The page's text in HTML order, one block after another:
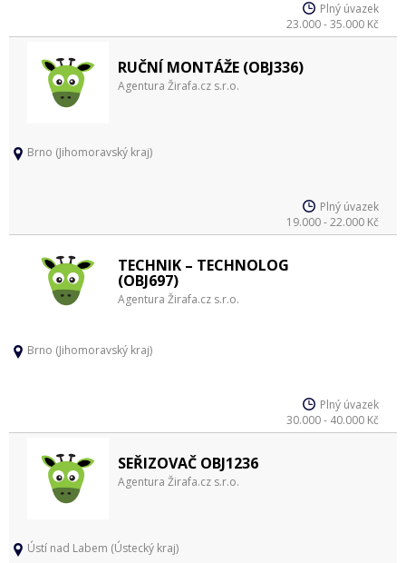
Plný úvazek
23.000 - 35.000 Kč
RUČNÍ MONTÁŽE (OBJ336)
Agentura Žirafa.cz s.r.o.
Brno (Jihomoravský kraj)
Plný úvazek
19.000 - 22.000 Kč
TECHNIK – TECHNOLOG
(OBJ697)
Agentura Žirafa.cz s.r.o.
Brno (Jihomoravský kraj)
Plný úvazek
30.000 - 40.000 Kč
SEŘIZOVAČ OBJ1236
Agentura Žirafa.cz s.r.o.
Ústí nad Labem (Ústecký kraj)